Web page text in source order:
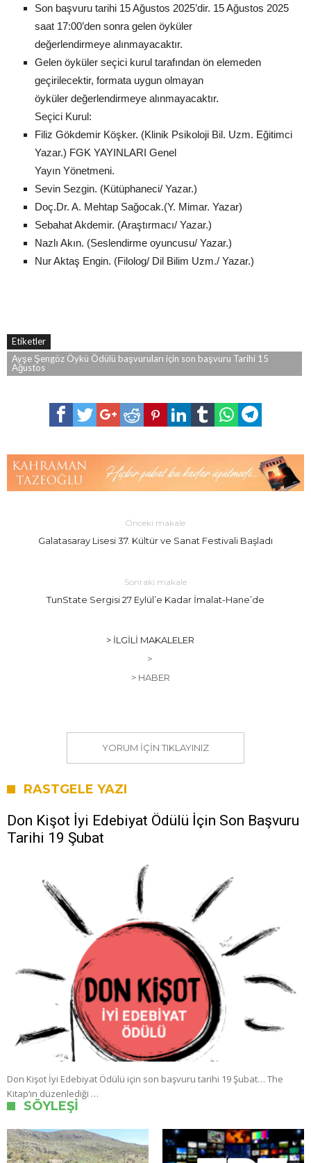
Son başvuru tarihi 15 Ağustos 2025’dir. 15 Ağustos 2025
saat 17:00’den sonra gelen öyküler
değerlendirmeye alınmayacaktır.
Gelen öyküler seçici kurul tarafından ön elemeden
geçirilecektir, formata uygun olmayan
öyküler değerlendirmeye alınmayacaktır.
Seçici Kurul:
Filiz Gökdemir Köşker. (Klinik Psikoloji Bil. Uzm. Eğitimci
Yazar.) FGK YAYINLARI Genel
Yayın Yönetmeni.
Sevin Sezgin. (Kütüphaneci/ Yazar.)
Doç.Dr. A. Mehtap Sağocak.(Y. Mimar. Yazar)
Sebahat Akdemir. (Araştırmacı/ Yazar.)
Nazlı Akın. (Seslendirme oyuncusu/ Yazar.)
Nur Aktaş Engin. (Filolog/ Dil Bilim Uzm./ Yazar.)
Etiketler
Ayşe Şengöz Öykü Ödülü başvuruları için son başvuru Tarihi 15
Ağustos
Önceki makale
Galatasaray Lisesi 37. Kültür ve Sanat Festivali Başladı
Sonraki makale
TunState Sergisi 27 Eylül’e Kadar İmalat-Hane’de
> İLGILI MAKALELER
>
> HABER
YORUM IÇIN TIKLAYINIZ
RASTGELE YAZI
Don Kişot İyi Edebiyat Ödülü İçin Son Başvuru
Tarihi 19 Şubat
Don Kişot İyi Edebiyat Ödülü için son başvuru tarihi 19 Şubat… The
Kitap’ın düzenlediği …
SÖYLEŞI